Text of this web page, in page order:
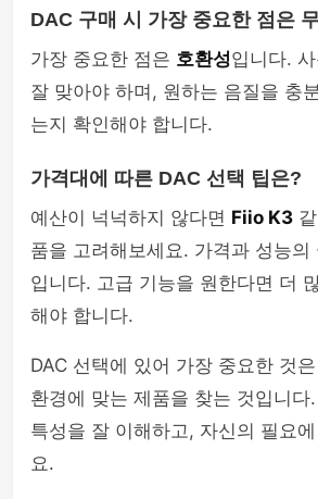
DAC 구매 시 가장 중요한 점은
가장 중요한 점은 호환성입니다.
잘 맞아야 하며, 원하는 음질을 충
는지 확인해야 합니다.
가격대에 따른 DAC 선택 팁은?
예산이 넉넉하지 않다면 Fiio K3
품을 고려해보세요. 가격과 성능의
입니다. 고급 기능을 원한다면 더
해야 합니다.
DAC 선택에 있어 가장 중요한 것
환경에 맞는 제품을 찾는 것입니다
특성을 잘 이해하고, 자신의 필요
요.